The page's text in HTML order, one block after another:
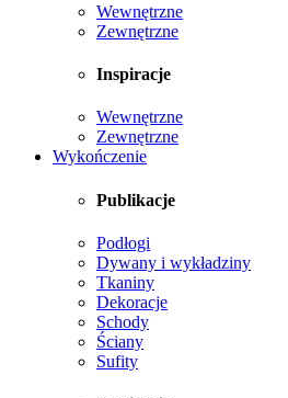
Wewnętrzne
Zewnętrzne
Inspiracje
Wewnętrzne
Zewnętrzne
Wykończenie
Publikacje
Podłogi
Dywany i wykładziny
Tkaniny
Dekoracje
Schody
Ściany
Sufity